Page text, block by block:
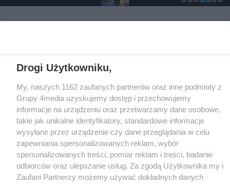
100.00%
Drogi Użytkowniku,
My, naszych 1162 zaufanych partnerów oraz inne podmioty z
Grupy 4media uzyskujemy dostęp i przechowujemy
informacje na urządzeniu oraz przetwarzamy dane osobowe,
takie jak unikalne identyfikatory, standardowe informacje
wysyłane przez urządzenie czy dane przeglądania w celu
zapewniania spersonalizowanych reklam, wybór
spersonalizowanych treści, pomiar reklam i treści, badanie
odbiorców oraz ulepszanie usług. Za zgodą Użytkownika my i
Zaufani Partnerzy możemy używać dokładnych danych